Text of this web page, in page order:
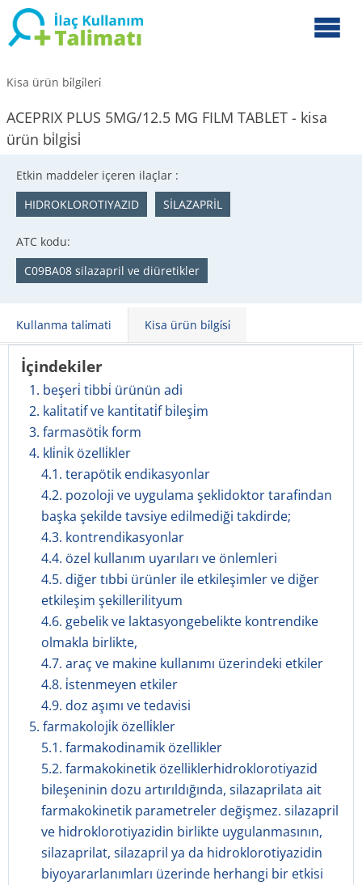
Kisa ürün bi̇lgi̇leri̇
ACEPRIX PLUS 5MG/12.5 MG FILM TABLET - kisa
ürün bi̇lgi̇si̇
Etkin maddeler içeren ilaçlar :
HIDROKLOROTIYAZID
SİLAZAPRİL
ATC kodu:
C09BA08 silazapril ve diüretikler
Kullanma tali̇mati Kisa ürün bi̇lgi̇si̇
İçindekiler
1. beşeri̇ tibbi̇ ürünün adi
2. kali̇tati̇f ve kanti̇tati̇f bi̇leşi̇m
3. farmasöti̇k form
4. kli̇ni̇k özelli̇kler
4.1. terapötik endikasyonlar
4.2. pozoloji ve uygulama şeklidoktor tarafindan
başka şekilde tavsiye edilmediği takdirde;
4.3. kontrendikasyonlar
4.4. özel kullanım uyarıları ve önlemleri
4.5. diğer tıbbi ürünler ile etkileşimler ve diğer
etkileşim şekillerilityum
4.6. gebelik ve laktasyongebelikte kontrendike
olmakla birlikte,
4.7. araç ve makine kullanımı üzerindeki etkiler
4.8. i̇stenmeyen etkiler
4.9. doz aşımı ve tedavisi
5. farmakoloji̇k özelli̇kler
5.1. farmakodinamik özellikler
5.2. farmakokinetik özelliklerhidroklorotiyazid
bileşeninin dozu artırıldığında, silazaprilata ait
farmakokinetik parametreler değişmez. silazapril
ve hidroklorotiyazidin birlikte uygulanmasının,
silazaprilat, silazapril ya da hidroklorotiyazidin
biyoyararlanımları üzerinde herhangi bir etkisi